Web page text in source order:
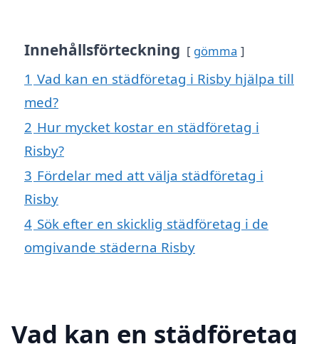
Innehållsförteckning gömma
1 Vad kan en städföretag i Risby hjälpa till
med?
2 Hur mycket kostar en städföretag i
Risby?
3 Fördelar med att välja städföretag i
Risby
4 Sök efter en skicklig städföretag i de
omgivande städerna Risby
Vad kan en städföretag